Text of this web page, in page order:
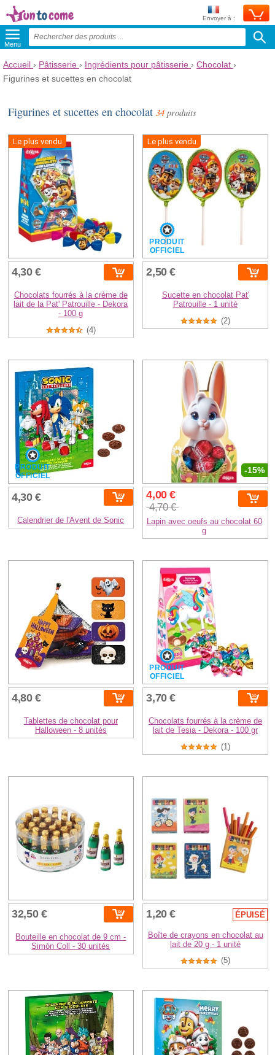
Envoyer à :
Menu
Accueil › Pâtisserie › Ingrédients pour pâtisserie › Chocolat ›
Figurines et sucettes en chocolat
Figurines et sucettes en chocolat34 produits
Le plus vendu
4,30 €
Chocolats fourrés à la crème de
lait de la Pat' Patrouille - Dekora
- 100 g
(4)
Le plus vendu
PRODUIT
OFFICIEL
2,50 €
Sucette en chocolat Pat'
Patrouille - 1 unité
(2)
PRODUIT
OFFICIEL
4,30 €
Calendrier de l'Avent de Sonic
-15%
4,00 €
4,70 €
Lapin avec oeufs au chocolat 60
g
4,80 €
Tablettes de chocolat pour
Halloween - 8 unités
PRODUIT
OFFICIEL
3,70 €
Chocolats fourrés à la crème de
lait de Tesia - Dekora - 100 gr
(1)
32,50 €
Bouteille en chocolat de 9 cm -
Simón Coll - 30 unités
1,20 € ÉPUISÉ
Boîte de crayons en chocolat au
lait de 20 g - 1 unité
(5)